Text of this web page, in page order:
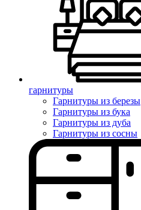
гарнитуры
Гарнитуры из березы
Гарнитуры из бука
Гарнитуры из дуба
Гарнитуры из сосны